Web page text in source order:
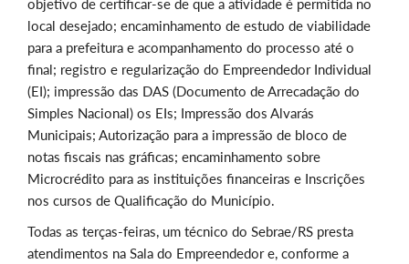
objetivo de certificar-se de que a atividade é permitida no
local desejado; encaminhamento de estudo de viabilidade
para a prefeitura e acompanhamento do processo até o
final; registro e regularização do Empreendedor Individual
(EI); impressão das DAS (Documento de Arrecadação do
Simples Nacional) os EIs; Impressão dos Alvarás
Municipais; Autorização para a impressão de bloco de
notas fiscais nas gráficas; encaminhamento sobre
Microcrédito para as instituições financeiras e Inscrições
nos cursos de Qualificação do Município.
Todas as terças-feiras, um técnico do Sebrae/RS presta
atendimentos na Sala do Empreendedor e, conforme a